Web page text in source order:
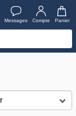
Messages Compte Panier